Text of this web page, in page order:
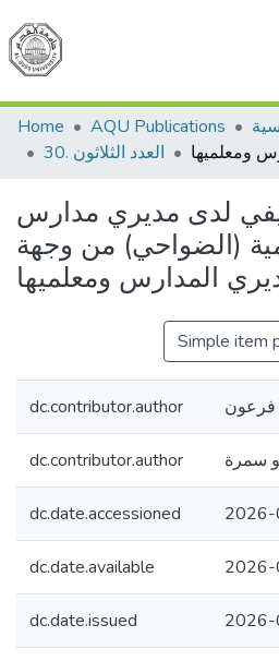
Communities &
All of
Home
AQU Publications
العدد الثلاثون .30
لدى مديري مدارس
(الضواحي) من وجهة
المدارس ومعلميها
Simple item
dc.contributor.author فرعون
dc.contributor.author سمرة
dc.date.accessioned 2026-
dc.date.available 2026-
dc.date.issued 2026-